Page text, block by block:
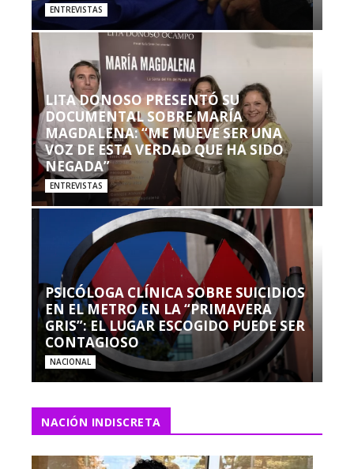
ENTREVISTAS
LITA DONOSO PRESENTÓ SU
DOCUMENTAL SOBRE MARÍA
MAGDALENA: “ME MUEVE SER UNA
VOZ DE ESTA VERDAD QUE HA SIDO
NEGADA”
ENTREVISTAS
PSICÓLOGA CLÍNICA SOBRE SUICIDIOS
EN EL METRO EN LA “PRIMAVERA
GRIS”: EL LUGAR ESCOGIDO PUEDE SER
CONTAGIOSO
NACIONAL
NACIÓN INDISCRETA